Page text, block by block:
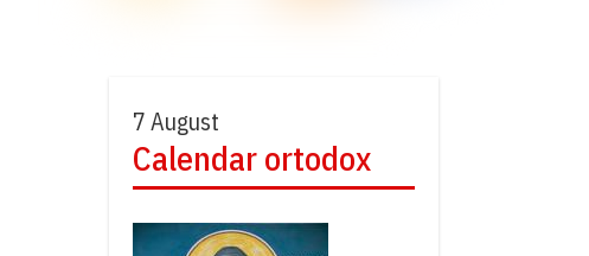
7 August
Calendar ortodox